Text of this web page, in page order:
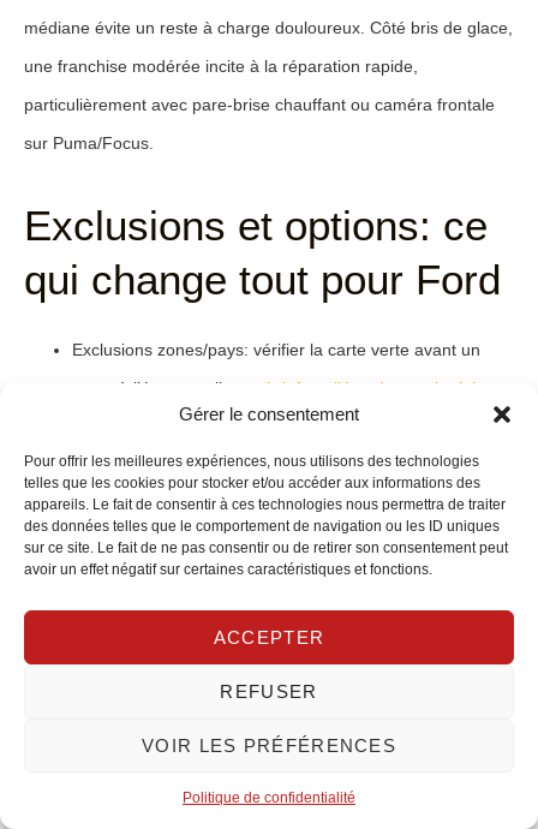
Gérer le consentement
Pour offrir les meilleures expériences, nous utilisons des technologies
telles que les cookies pour stocker et/ou accéder aux informations des
appareils. Le fait de consentir à ces technologies nous permettra de traiter
des données telles que le comportement de navigation ou les ID uniques
sur ce site. Le fait de ne pas consentir ou de retirer son consentement peut
avoir un effet négatif sur certaines caractéristiques et fonctions.
ACCEPTER
REFUSER
VOIR LES PRÉFÉRENCES
Politique de confidentialité
médiane évite un reste à charge douloureux. Côté bris de glace,
une franchise modérée incite à la réparation rapide,
particulièrement avec pare-brise chauffant ou caméra frontale
sur Puma/Focus.
Exclusions et options: ce
qui change tout pour Ford
Exclusions zones/pays: vérifier la carte verte avant un
stage à l’étranger; lire un brief sur l’étendue territoriale
Accessoires et jantes: déclarer équipements spécifiques,
sinon non indemnisés.
Bris de glace étendu : utile pour toits panoramiques et
capteurs ADAS.
Assistance 0 km et prêt de véhicule: capital pendant les
souvent -10% à -30%.
sur le contrat familial baisse immédiatement la cotisation, mais